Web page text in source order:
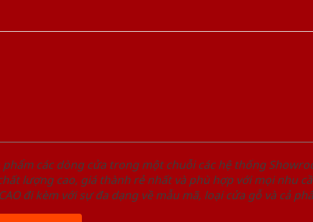
các dòng cửa trong một chuỗi các hệ thống
lượng cao, giá thành rẻ nhất và phù hợp với mọi nhu
đi kèm với sự đa dạng về mẫu mã, loại cửa gỗ và cả